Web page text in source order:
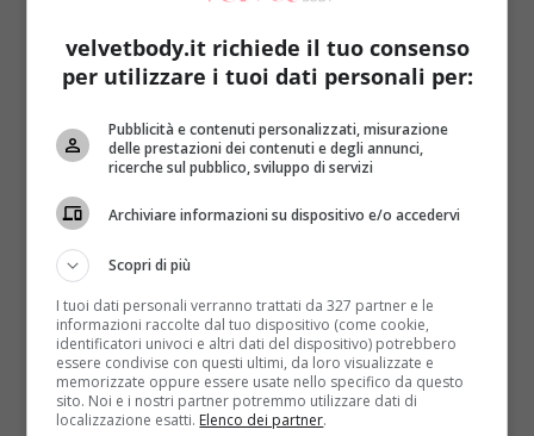
anche metionina, cistina e triptofano.
DEPRESSIONE
Oltre a questo,gli anacardi contengono anche
carboidrati e fibre e per questo sono considerati
alimenti completi da consumare preferibilmente
da soli . Complessivamente apportano circa 598 Kcal
per 100 grammi. All’interno di una dieta varia ed
equilibrata si possono consumaredue o tre razioni
settimanali, e per questo la maggior parte dei
nutrizionisti li consiglia come merenda o spuntino
tra un pasto e l’altro. Per capire meglio l’importanza
velvetbody.it richiede il tuo consenso
per utilizzare i tuoi dati personali per:
Pubblicità e contenuti personalizzati, misurazione
delle prestazioni dei contenuti e degli annunci,
ricerche sul pubblico, sviluppo di servizi
Archiviare informazioni su dispositivo e/o accedervi
Scopri di più
I tuoi dati personali verranno trattati da 327 partner e le
informazioni raccolte dal tuo dispositivo (come cookie,
identificatori univoci e altri dati del dispositivo) potrebbero
essere condivise con questi ultimi, da loro visualizzate e
memorizzate oppure essere usate nello specifico da questo
sito. Noi e i nostri partner potremmo utilizzare dati di
localizzazione esatti. Elenco dei partner.